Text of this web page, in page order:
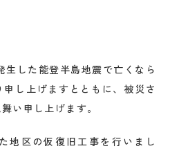
生した能登半島地震で亡くなら
し上げますとともに、被災さ
い申し上げます。
地区の仮復旧工事を行いまし